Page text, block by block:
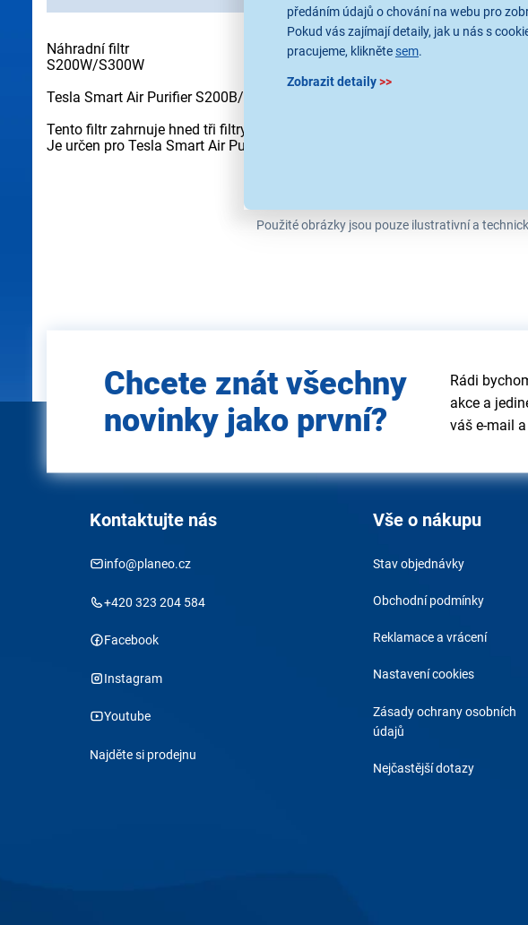
předáním údajů o chování na webu pro
Pokud vás zajímají detaily, jak u nás s
pracujeme, klikněte sem.
Zobrazit detaily>>
Náhradní filtr
S200W/S300W
Tesla Smart Air Purifier S200B/S300B 3-in-1 Filter
Tento filtr zahrnuje hned tři filtry v jednom a to Předfiltr, HEPA 13 a Uhlíkový
Je určen pro Tesla Smart Air Purifier S200B a Tesla Smart Air Purifier S300B.
Použité obrázky jsou pouze ilustrativní a
e-mail
Chcete znát všechny
novinky jako první?
Rádi
akce a
váš e-mail
Kontaktujte nás
info@planeo.cz
+420 323 204 584
Facebook
Instagram
Youtube
Najděte si prodejnu
Vše o nákupu
Stav objednávky
Obchodní podmínky
Reklamace a vrácení
Nastavení cookies
Zásady ochrany osobních
údajů
Nejčastější dotazy